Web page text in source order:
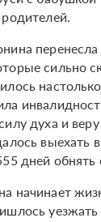
сильно
духа и
выехать
дней обнять
начинает
уезжать